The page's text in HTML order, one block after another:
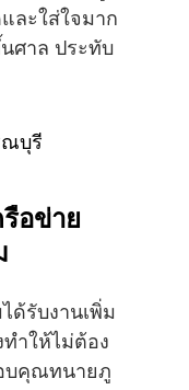
ละใส่ใจมาก
ศาล ประทับ
ณบุรี
อข่าย
ด้รับงานเพิ่ม
ำให้ไม่ต้อง
บคุณทนายภู